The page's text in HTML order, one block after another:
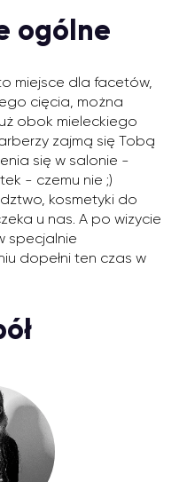
ogólne
miejsce dla facetów,
cięcia, można
obok mieleckiego
zajmą się Tobą
się w salonie -
- czemu nie ;)
kosmetyki do
u nas. A po wizycie
specjalnie
dopełni ten czas w